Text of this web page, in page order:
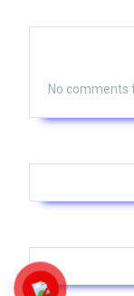
No comments